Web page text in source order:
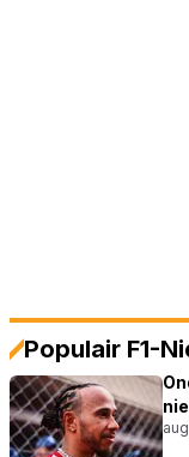
Populair F1-